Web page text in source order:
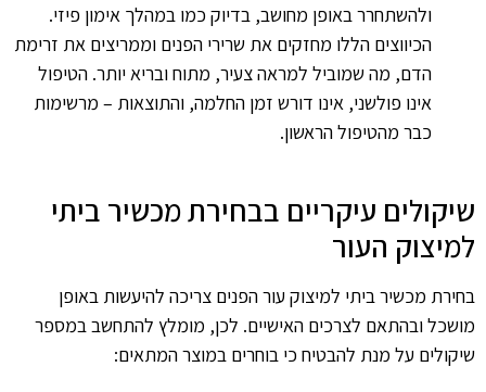
ולהשתחרר באופן מחושב, בדיוק כמו במהלך אימון פיזי.
הכיווצים הללו מחזקים את שרירי הפנים וממריצים את זרימת
הדם, מה שמוביל למראה צעיר, מתוח ובריא יותר. הטיפול
אינו פולשני, אינו דורש זמן החלמה, והתוצאות – מרשימות
כבר מהטיפול הראשון.
שיקולים עיקריים בבחירת מכשיר ביתי
למיצוק העור
בחירת מכשיר ביתי למיצוק עור הפנים צריכה להיעשות באופן
מושכל ובהתאם לצרכים האישיים. לכן, מומלץ להתחשב במספר
שיקולים על מנת להבטיח כי בוחרים במוצר המתאים: